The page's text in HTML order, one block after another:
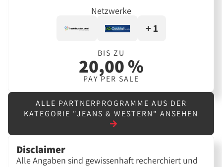
Netzwerke
+ 1
BIS ZU
20,00 %
PAY PER SALE
ALLE PARTNERPROGRAMME AUS DER
KATEGORIE "JEANS & WESTERN" ANSEHEN
Disclaimer
Alle Angaben sind gewissenhaft recherchiert und